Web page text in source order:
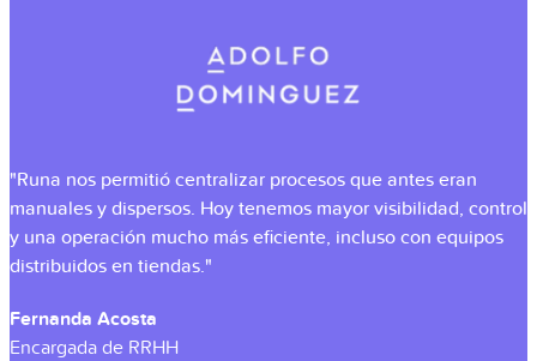
"Runa nos permitió centralizar procesos que antes eran
manuales y dispersos. Hoy tenemos mayor visibilidad, control
y una operación mucho más eficiente, incluso con equipos
distribuidos en tiendas."
Fernanda Acosta
Encargada de RRHH